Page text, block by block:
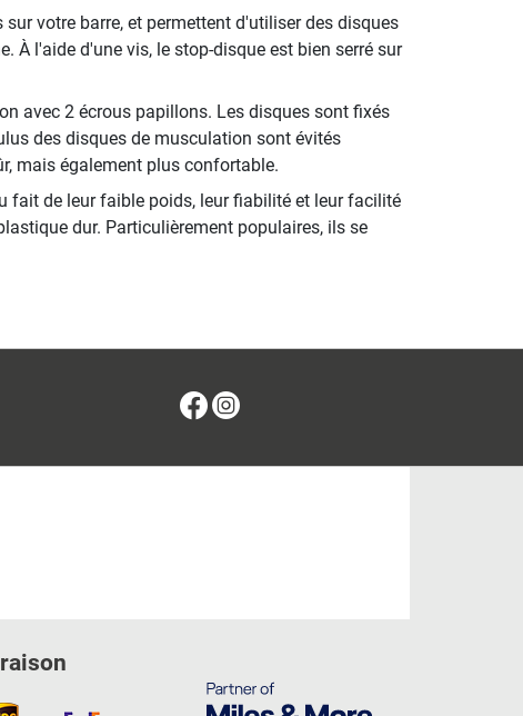
votre barre, et permettent d'utiliser des disques
À l'aide d'une vis, le stop-disque est bien serré sur
avec 2 écrous papillons. Les disques sont fixés
des disques de musculation sont évités
mais également plus confortable.
de leur faible poids, leur fiabilité et leur facilité
dur. Particulièrement populaires, ils se
Facebook